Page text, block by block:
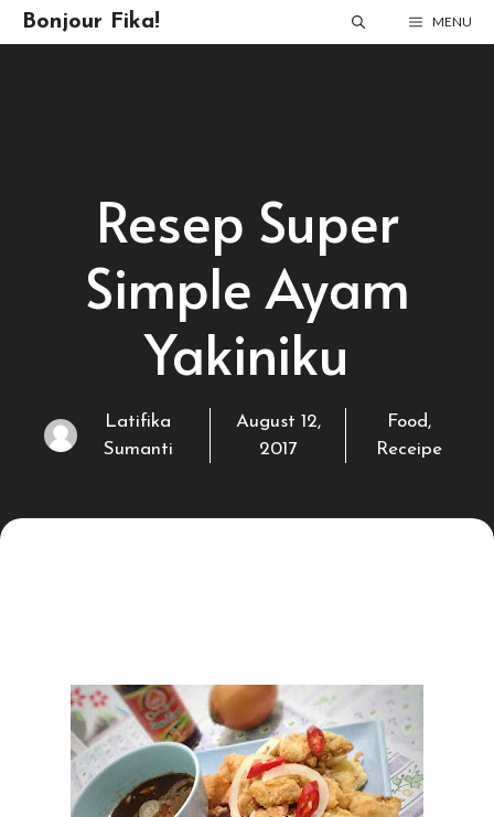
Skip
to
Bonjour Fika! MENU
Resep Super
Simple Ayam
Yakiniku
Latifika
Sumanti
August 12,
2017
Food,
Receipe